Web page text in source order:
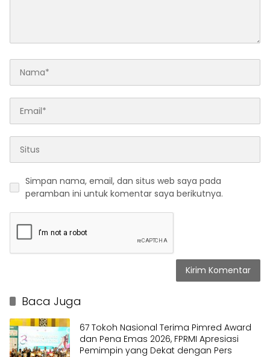
Simpan nama, email, dan situs web saya pada
peramban ini untuk komentar saya berikutnya.
Baca Juga
67 Tokoh Nasional Terima Pimred Award
dan Pena Emas 2026, FPRMI Apresiasi
Pemimpin yang Dekat dengan Pers